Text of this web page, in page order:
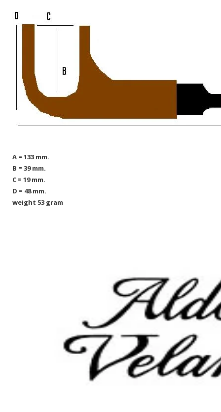
A = 133 mm.
B = 39 mm.
C = 19 mm.
D = 48 mm.
weight 53 gram